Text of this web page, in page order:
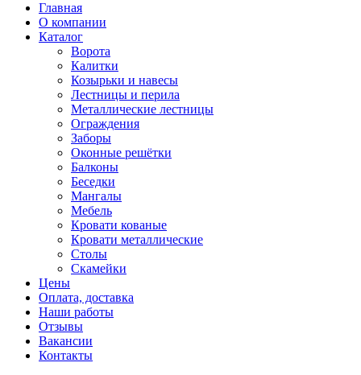
Главная
О компании
Каталог
Ворота
Калитки
Козырьки и навесы
Лестницы и перила
Металлические лестницы
Ограждения
Заборы
Оконные решётки
Балконы
Беседки
Мангалы
Мебель
Кровати кованые
Кровати металлические
Столы
Скамейки
Цены
Оплата, доставка
Наши работы
Отзывы
Вакансии
Контакты